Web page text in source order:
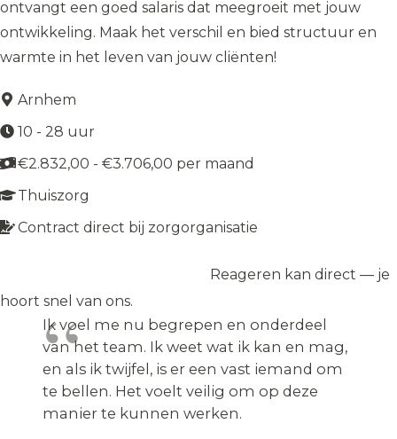
ontvangt een goed salaris dat meegroeit met jouw
ontwikkeling. Maak het verschil en bied structuur en
warmte in het leven van jouw cliënten!
Arnhem
10 - 28 uur
€2.832,00 - €3.706,00 per maand
Thuiszorg
Contract direct bij zorgorganisatie
Reageren kan direct — je
hoort snel van ons.
Ik voel me nu begrepen en onderdeel
van het team. Ik weet wat ik kan en mag,
en als ik twijfel, is er een vast iemand om
te bellen. Het voelt veilig om op deze
manier te kunnen werken.